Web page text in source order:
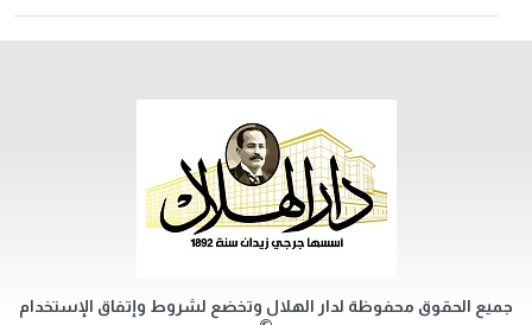
جميع الحقوق محفوظة لدار الهلال وتخضع لشروط وإتفاق الإستخدام